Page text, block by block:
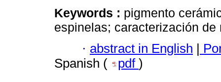
Keywords : pigmento
espinelas; caracterización
· abstract in English |
Spanish (
pdf )